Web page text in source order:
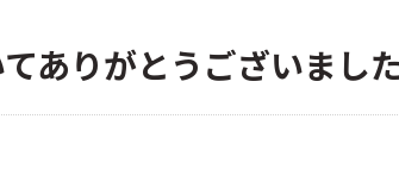
ありがとうございました